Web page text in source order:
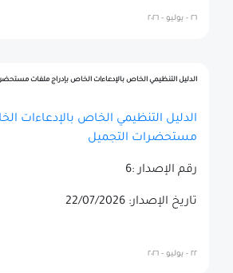
٢٦ - يوليو - ٢٠٢٦
الدليل التنظيمي الخاص بالإدعاءات الخاص بإدراج ملفات
الدليل التنظيمي الخاص بالإدعاءات
مستحضرات التجميل
رقم الإصدار :6
تاريخ الإصدار: 22/07/2026
٢٢ - يوليو - ٢٠٢٦